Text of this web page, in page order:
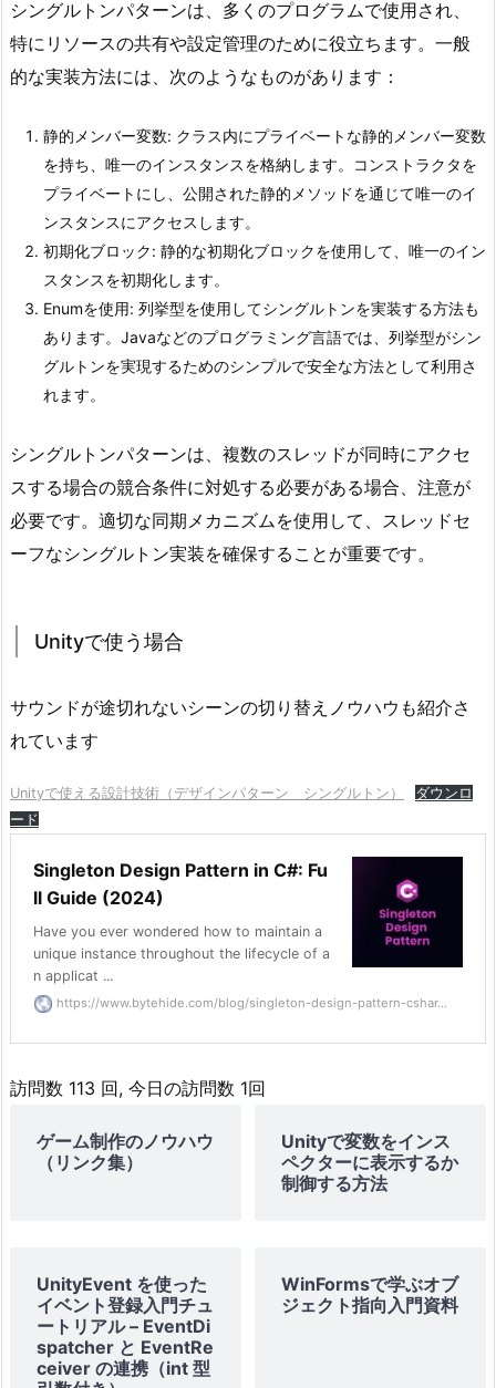
シングルトンパターンは、多くのプログラムで使用され、
特にリソースの共有や設定管理のために役立ちます。一般
的な実装方法には、次のようなものがあります：
静的メンバー変数: クラス内にプライベートな静的メンバー変数
を持ち、唯一のインスタンスを格納します。コンストラクタを
プライベートにし、公開された静的メソッドを通じて唯一のイ
ンスタンスにアクセスします。
初期化ブロック: 静的な初期化ブロックを使用して、唯一のイン
スタンスを初期化します。
Enumを使用: 列挙型を使用してシングルトンを実装する方法も
あります。Javaなどのプログラミング言語では、列挙型がシン
グルトンを実現するためのシンプルで安全な方法として利用さ
れます。
シングルトンパターンは、複数のスレッドが同時にアクセ
スする場合の競合条件に対処する必要がある場合、注意が
必要です。適切な同期メカニズムを使用して、スレッドセ
ーフなシングルトン実装を確保することが重要です。
Unityで使う場合
サウンドが途切れないシーンの切り替えノウハウも紹介さ
れています
Unityで使える設計技術（デザインパターン シングルトン）
ダウンロ
ード
Singleton Design Pattern in C#: Fu
ll Guide (2024)
Have you ever wondered how to maintain a
unique instance throughout the lifecycle of a
n applicat ...
https://www.bytehide.com/blog/singleton-design-pattern-cshar...
訪問数 113 回, 今日の訪問数 1回
ゲーム制作のノウハウ
（リンク集）
Unityで変数をインス
ペクターに表示するか
制御する方法
UnityEvent を使った
イベント登録入門チュ
ートリアル – EventDi
spatcher と EventRe
ceiver の連携（int 型
WinFormsで学ぶオブ
ジェクト指向入門資料